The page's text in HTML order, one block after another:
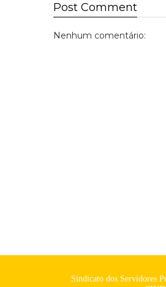
Post Comment
Nenhum comentário:
Sindicato dos Servidores